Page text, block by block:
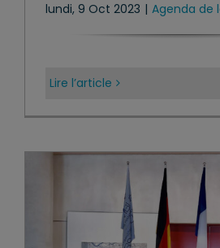
lundi, 9 Oct 2023 | Agenda de
Lire l’article